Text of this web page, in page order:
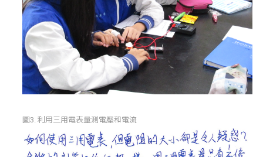
圖3. 利用三用電表量測電壓和電流